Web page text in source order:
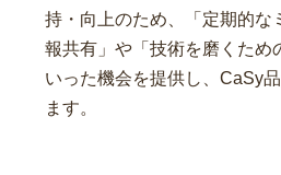
持・向上のため、「定期的な
報共有」や「技術を磨くため
いった機会を提供し、CaSy
ます。